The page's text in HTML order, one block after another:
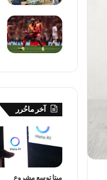
آخر ماحُرر
ميتا توسع مشروع